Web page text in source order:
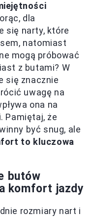
dla
się narty, które
natomiast
mogą próbować
z butami? W
się znacznie
uwagę na
ona na
Pamiętaj, że
być snug, ale
to kluczowa
butów
komfort jazdy
rozmiary nart i